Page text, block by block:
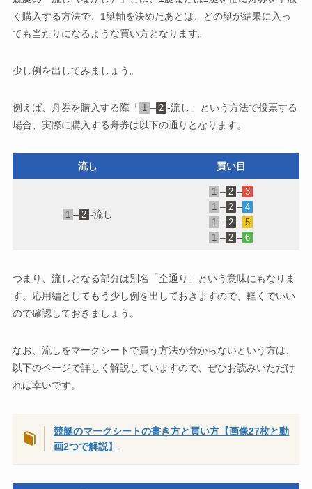
く購入する方法で、1艇軸を決めたあとは、どの艇が結果に入っ
ても当たりになるような買い方となります。
少し例を出してみましょう。
例えば、舟券を購入する際「 1 – 2 -流し」という方法で投票する
場合、実際に購入する舟券は以下の通りとなります。
流し 買い目
1 – 2 -流し
1 – 2 – 3
1 – 2 – 4
1 – 2 – 5
1 – 2 – 6
つまり、流しとなる部分は別名「全通り」という意味にもなりま
す。応用編としてもう少し例を出しておきますので、軽くでいい
ので確認しておきましょう。
なお、流しをマークシートで買う方法が分からないという方は、
以下のページで詳しく解説していますので、ぜひお読みいただけ
れば幸いです。
競艇のマークシートの書き方と買い方【画像27枚と動
画2つで解説】